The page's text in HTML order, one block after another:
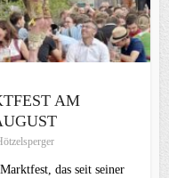
AM
das seit seiner